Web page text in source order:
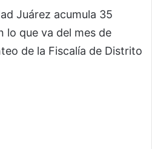
Juárez acumula 35
lo que va del mes de
de la Fiscalía de Distrito